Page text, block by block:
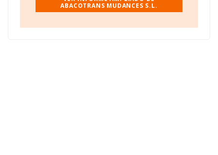
sectorial, la media de empleados de las empresas es de
12; la antigüedad desde la constitución es de 24 años.
ABACOTRANS MUDANCES S.L.